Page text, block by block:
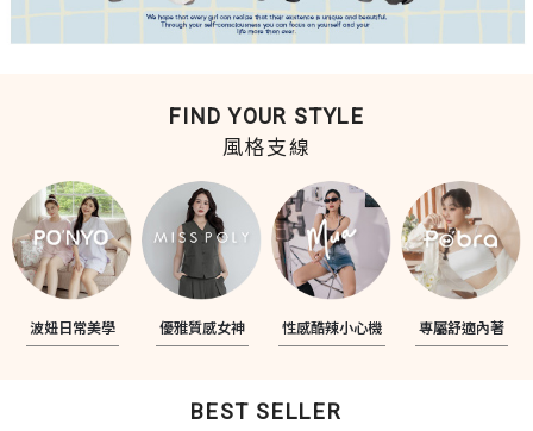
FIND YOUR STYLE
風格支線
波妞日常美學 優雅質感女神 性感酷辣小心機 專屬舒適內著
BEST SELLER